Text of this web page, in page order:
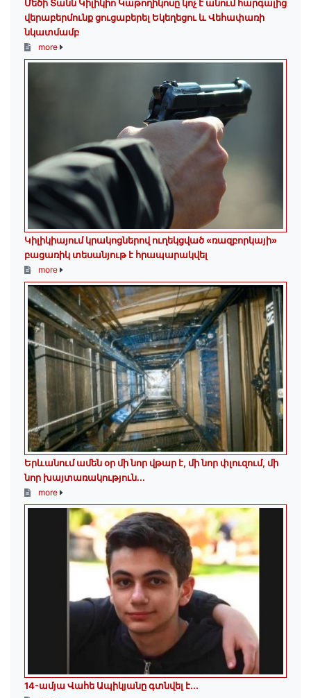
Մեծի Տանն Կիլիկիո Կաթողիկոսը կոչ է անում հարգալից
վերաբերմունք ցուցաբերել Եկեղեցու և Վեհափառի
նկատմամբ
more
Կիլիկիայում կրակոցներով ուղեկցված «ռազբորկայի»
բացառիկ տեսանյութ է հրապարակվել
more
Երևանում ամեն օր մի նոր վթար է, մի նոր փլուզում, մի
նոր խայտառակություն...
more
14-ամյա Վահե Ապիկյանը գտնվել է...